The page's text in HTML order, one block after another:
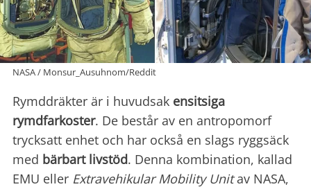
NASA / Monsur_Ausuhnom/Reddit
Rymddräkter är i huvudsak ensitsiga
rymdfarkoster. De består av en antropomorf
trycksatt enhet och har också en slags ryggsäck
med bärbart livstöd. Denna kombination, kallad
EMU eller Extravehikular Mobility Unitav NASA,